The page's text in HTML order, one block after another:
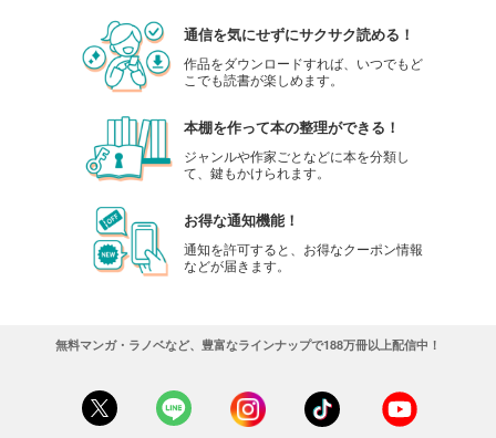
通信を気にせずにサクサク読める！
作品をダウンロードすれば、いつでもど
こでも読書が楽しめます。
本棚を作って本の整理ができる！
ジャンルや作家ごとなどに本を分類し
て、鍵もかけられます。
お得な通知機能！
通知を許可すると、お得なクーポン情報
などが届きます。
無料マンガ・ラノベなど、豊富なラインナップで188万冊以上配信中！